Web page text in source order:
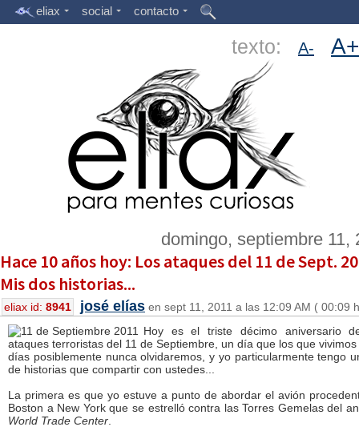
eliax social contacto
texto: A- A+
domingo, septiembre 11,
Hace 10 años hoy: Los ataques del 11 de Sept.
Mis dos historias...
eliax id: 8941 josé elías en sept 11, 2011 a las 12:09 AM ( 00:09
Hoy es el triste décimo aniversario
ataques terroristas del 11 de Septiembre, un día que los que vivimos
días posiblemente nunca olvidaremos, y yo particularmente tengo
de historias que compartir con ustedes...
La primera es que yo estuve a punto de abordar el avión
Boston a New York que se estrelló contra las Torres Gemelas del
World Trade Center